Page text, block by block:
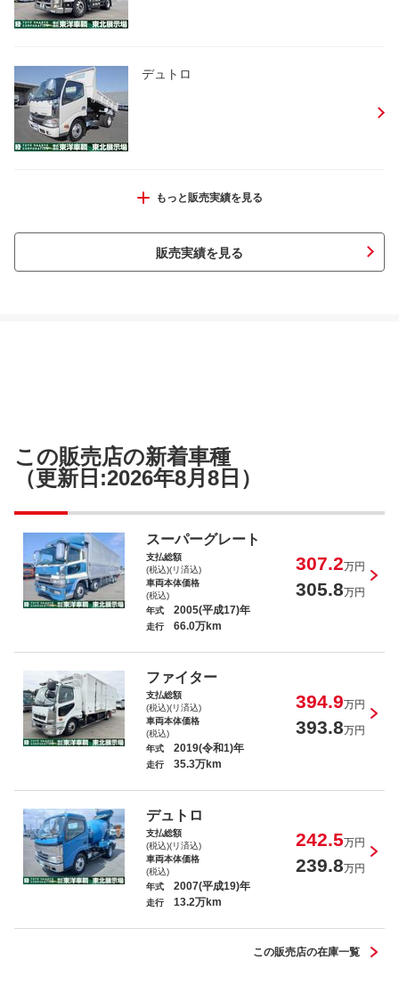
デュトロ
ダイナトラック
ヒノレンジャー
ファイター
エルフトラック
エルフトラック
もっと販売実績を見る
販売実績を見る
この販売店の新着車種
（更新日:2026年8月8日）
スーパーグレート
支払総額
(税込)(リ済込)
307.2万円
車両本体価格
(税込)
305.8万円
年式 2005(平成17)年
走行 66.0万km
ファイター
支払総額
(税込)(リ済込)
394.9万円
車両本体価格
(税込)
393.8万円
年式 2019(令和1)年
走行 35.3万km
デュトロ
支払総額
(税込)(リ済込)
242.5万円
車両本体価格
(税込)
239.8万円
年式 2007(平成19)年
走行 13.2万km
この販売店の在庫一覧